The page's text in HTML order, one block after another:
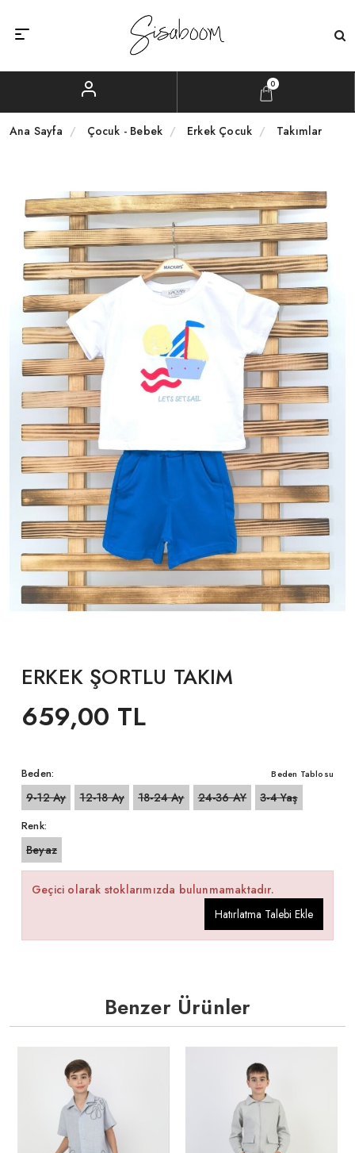
0
Ana Sayfa Çocuk - Bebek Erkek Çocuk Takımlar
ERKEK ŞORTLU TAKIM
659,00 TL
Beden: Beden Tablosu
9-12 Ay 12-18 Ay 18-24 Ay 24-36 AY 3-4 Yaş
Renk:
Beyaz
Geçici olarak stoklarımızda bulunmamaktadır.
Hatırlatma Talebi Ekle
Benzer Ürünler